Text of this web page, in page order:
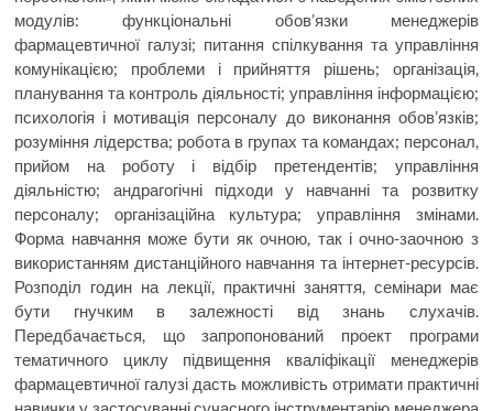
модулів: функціональні обов’язки менеджерів
фармацевтичної галузі; питання спілкування та управління
комунікацією; проблеми і прийняття рішень; організація,
планування та контроль діяльності; управління інформацією;
психологія і мотивація персоналу до виконання обов’язків;
розуміння лідерства; робота в групах та командах; персонал,
прийом на роботу і відбір претендентів; управління
діяльністю; андрагогічні підходи у навчанні та розвитку
персоналу; організаційна культура; управління змінами.
Форма навчання може бути як очною, так і очно-заочною з
використанням дистанційного навчання та інтернет-ресурсів.
Розподіл годин на лекції, практичні заняття, семінари має
бути гнучким в залежності від знань слухачів.
Передбачається, що запропонований проект програми
тематичного циклу підвищення кваліфікації менеджерів
фармацевтичної галузі дасть можливість отримати практичні